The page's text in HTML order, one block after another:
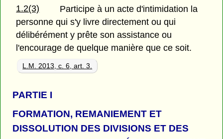
1.2(3)
Participe à un acte d'intimidation la
personne qui s'y livre directement ou qui
délibérément y prête son assistance ou
l'encourage de quelque manière que ce soit.
L.M. 2013, c. 6, art. 3.
PARTIE I
FORMATION, REMANIEMENT ET
DISSOLUTION DES DIVISIONS ET DES